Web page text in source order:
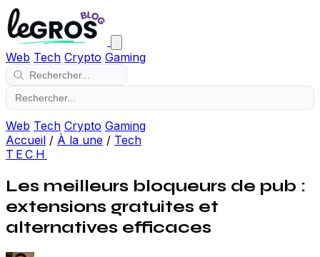
Web Tech Crypto Gaming
Web Tech Crypto Gaming
Accueil / À la une / Tech
TECH
Les meilleurs bloqueurs de pub :
extensions gratuites et
alternatives efficaces